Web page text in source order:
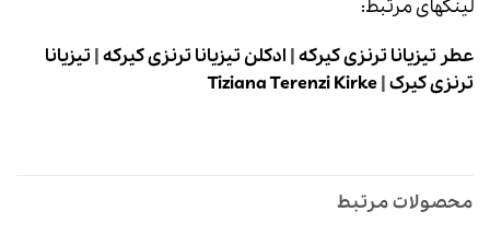
لینکهای مرتبط:
عطر تیزیانا ترنزی کیرکه| ادکلن تیزیانا ترنزی کیرکه|تیزیانا
ترنزی کیرک|
Tiziana Terenzi Kirke
محصولات مرتبط